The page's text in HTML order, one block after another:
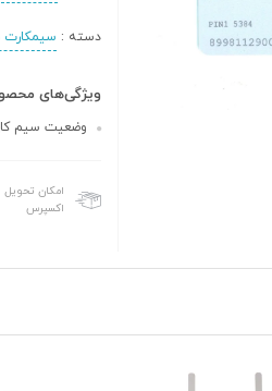
دسته : سیمکارت
ویژگی‌های
وضعیت سیم
امکان تحویل
اکسپرس